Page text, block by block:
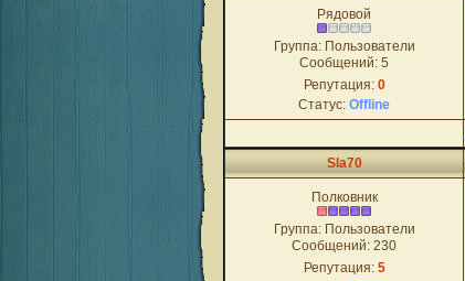
Рядовой
Группа: Пользователи
Сообщений: 5
Репутация: 0
Статус: Offline
Sla70
Полковник
Группа: Пользователи
Сообщений: 230
Репутация: 5